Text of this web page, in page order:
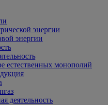
энергии
энергии
естественных монополий
деятельность